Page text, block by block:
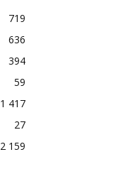
719
636
394
59
1 417
27
2 159